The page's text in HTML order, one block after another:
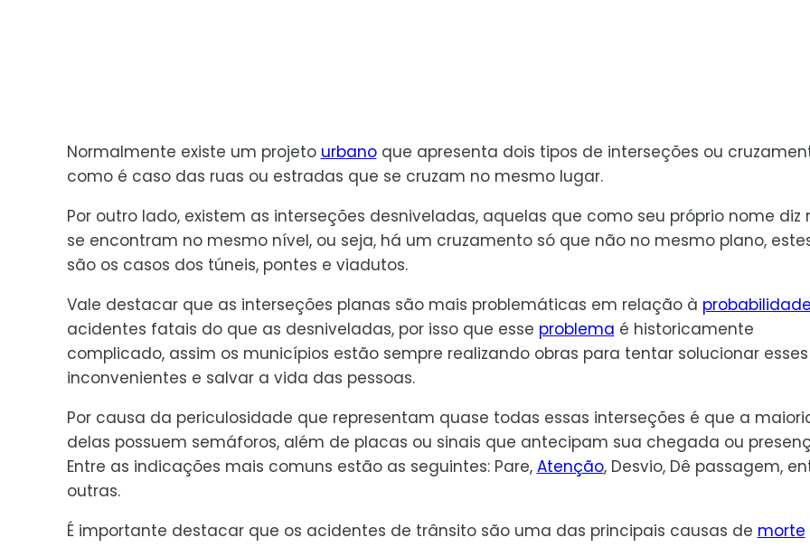
Normalmente existe um projeto urbanoque apresenta dois tipos de interseções ou
como é caso das ruas ou estradas que se cruzam no mesmo lugar.
Por outro lado, existem as interseções desniveladas, aquelas que como seu próprio nome diz
se encontram no mesmo nível, ou seja, há um cruzamento só que não no mesmo plano,
são os casos dos túneis, pontes e viadutos.
Vale destacar que as interseções planas são mais problemáticas em relação à
acidentes fatais do que as desniveladas, por isso que esse problema é historicamente
complicado, assim os municípios estão sempre realizando obras para tentar solucionar esses
inconvenientes e salvar a vida das pessoas.
Por causa da periculosidade que representam quase todas essas interseções é que a
delas possuem semáforos, além de placas ou sinais que antecipam sua chegada ou
Entre as indicações mais comuns estão as seguintes: Pare, Atenção, Desvio, Dê passagem,
outras.
É importante destacar que os acidentes de trânsito são uma das principais causas de morte